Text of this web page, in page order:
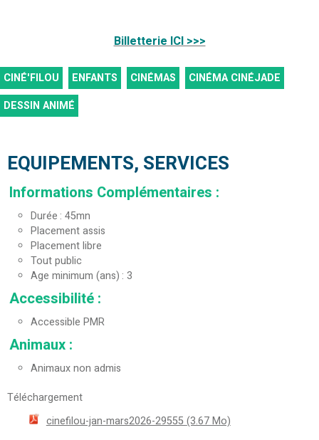
Billetterie ICI >>>
CINÉ'FILOU ENFANTS CINÉMAS
CINÉMA CINÉJADE
DESSIN ANIMÉ
EQUIPEMENTS, SERVICES
Informations Complémentaires :
Durée 45mn
Placement assis
Placement libre
Tout public
Age minimum (ans) 3
Accessibilité :
Accessible PMR
Animaux :
Animaux non admis
Téléchargement
cinefilou-jan-mars2026-29555(3.67 Mo)